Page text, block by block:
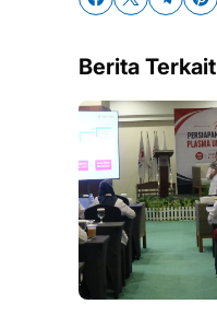
Berita Terkait